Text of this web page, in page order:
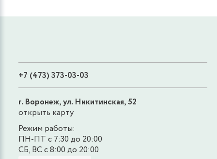
+7 (473) 373-03-03
г. Воронеж, ул. Никитинская, 52
открыть карту
Режим работы:
ПН-ПТ с 7:30 до 20:00
СБ, ВС с 8:00 до 20:00